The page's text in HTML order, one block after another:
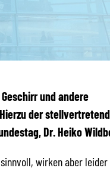
und andere
der
Dr. Heiko
wirken aber